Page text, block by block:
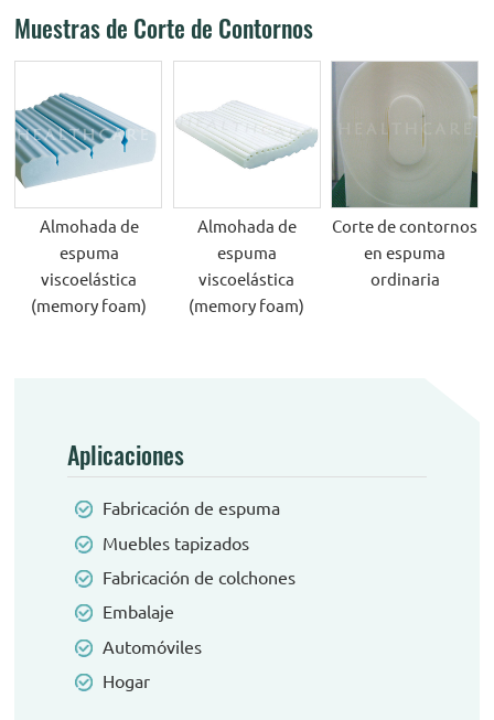
Muestras de Corte de Contornos
Almohada de
espuma
viscoelástica
(memory foam)
Almohada de
espuma
viscoelástica
(memory foam)
Corte de contornos
en espuma
ordinaria
Aplicaciones
Fabricación de espuma
Muebles tapizados
Fabricación de colchones
Embalaje
Automóviles
Hogar